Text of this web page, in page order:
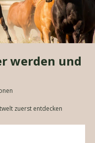
werden und
zuerst entdecken